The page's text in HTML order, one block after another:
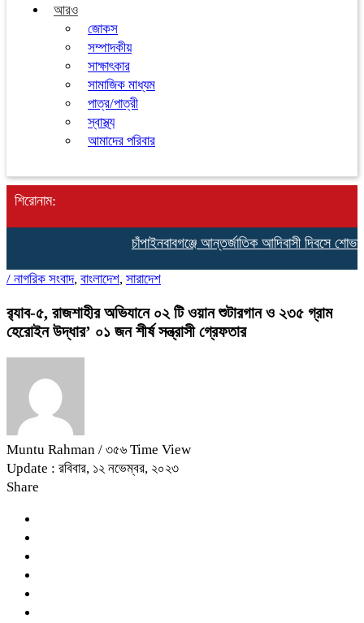
আরও
জোকস
সম্পাদকীয়
সাক্ষাৎকার
সামাজিক মাধ্যম
পাত্র/পাত্রী
স্বাস্থ্য
আমাদের পরিবার
শিরোনাম:
চাঁপাইনবাবগঞ্জে আন্তর্জাতিক আদিবাসী দিবসে
/ নাগরিক সংবাদ, বাংলাদেশ, সারাদেশ
র‍্যাব-৫, রাজশাহীর অভিযানে ০২ টি ওয়ান শুটারগান ও ২৩৫ গ্রাম
হেরোইন উদ্ধার’ ০১ জন শীর্ষ সন্ত্রাসী গ্রেফতার
Muntu Rahman / ৩৫৬ Time View
Update : রবিবার, ১২ নভেম্বর, ২০২৩
Share